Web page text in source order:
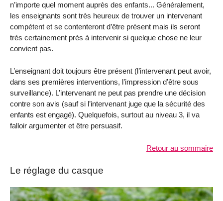
n’importe quel moment auprès des enfants... Généralement,
les enseignants sont très heureux de trouver un intervenant
compétent et se contenteront d’être présent mais ils seront
très certainement près à intervenir si quelque chose ne leur
convient pas.
L’enseignant doit toujours être présent (l’intervenant peut avoir,
dans ses premières interventions, l’impression d’être sous
surveillance). L’intervenant ne peut pas prendre une décision
contre son avis (sauf si l’intervenant juge que la sécurité des
enfants est engagé). Quelquefois, surtout au niveau 3, il va
falloir argumenter et être persuasif.
Retour au sommaire
Le réglage du casque